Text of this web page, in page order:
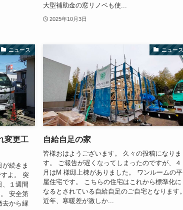
大型補助金の窓リノベも使...
2025年10月3日
ニュース
変更工
続きま
よ。 突
、１週間
安全第
去から縁
ニュース
自給自足の家
皆様おはようございます。 久々の投稿になりま
す。 ご報告が遅くなってしまったのですが、４
月はM 様邸上棟がありました。 ワンルームの平
屋住宅です。 こちらの住宅はこれから標準化に
なるとされている自給自足のご自宅となります。
近年、寒暖差が激しか...